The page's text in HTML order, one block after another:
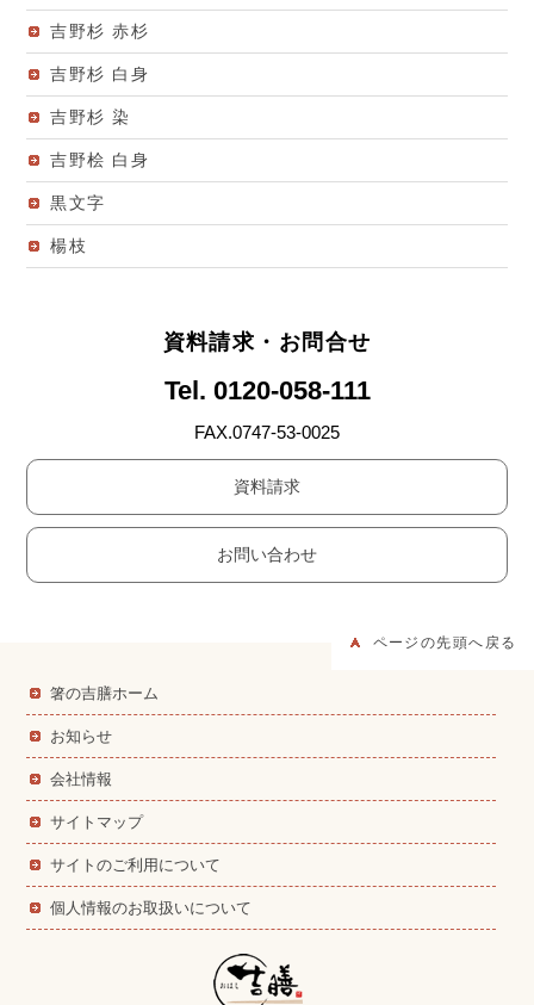
吉野杉 赤杉
吉野杉 白身
吉野杉 染
吉野桧 白身
黒文字
楊枝
資料請求・お問合せ
Tel. 0120-058-111
FAX.0747-53-0025
資料請求
お問い合わせ
ページの先頭へ戻る
箸の吉膳ホーム
お知らせ
会社情報
サイトマップ
サイトのご利用について
個人情報のお取扱いについて